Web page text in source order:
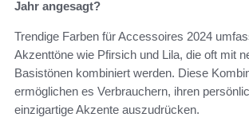
Jahr angesagt?
Trendige Farben für Accessoires 2024
Akzenttöne wie Pfirsich und Lila, die oft mit
Basistönen kombiniert werden. Diese
ermöglichen es Verbrauchern, ihren
einzigartige Akzente auszudrücken.